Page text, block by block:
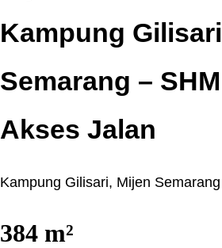
Kampung
Semarang –
Akses Jalan
Kampung Gilisari, Mijen Semarang
384 m²